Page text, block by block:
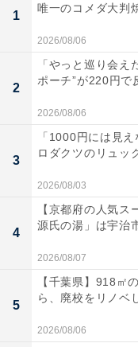
1
唯一のコメダ大判
2026/08/06
2
「やっと巡り会え
ポーチ”が220円で
2026/08/06
3
「1000円には見
ロダクツのリュッ
2026/08/03
4
【京都府の人気ス
源氏の湯」は宇治
2026/08/07
5
【千葉県】918㎡
ら、廃校をリノベ
2026/08/06